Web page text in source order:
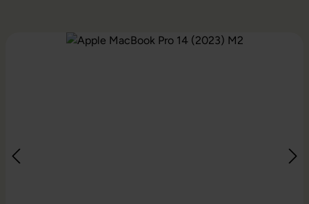
Bildergalerie überspringen